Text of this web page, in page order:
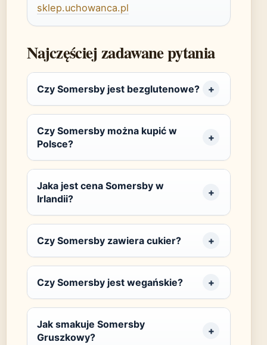
sklep.uchowanca.pl
Najczęściej zadawane pytania
Czy Somersby jest bezglutenowe?
Czy Somersby można kupić w
Polsce?
Jaka jest cena Somersby w
Irlandii?
Czy Somersby zawiera cukier?
Czy Somersby jest wegańskie?
Jak smakuje Somersby
Gruszkowy?